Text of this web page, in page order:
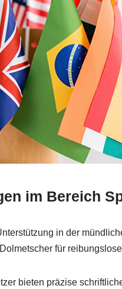
im Bereich
in der
für
bieten präzise